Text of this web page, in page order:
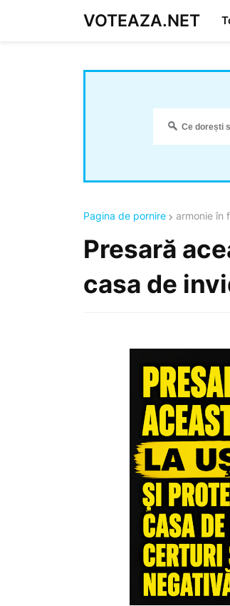
VOTEAZA.NET
Pagina de pornire armonie în
Presară
casa de